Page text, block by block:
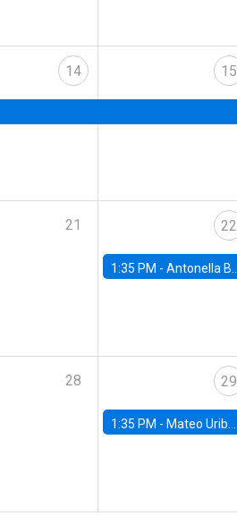
14 15
21 22
1:35 PM -Antonella Bancalari, Institute for Fiscal Studies (IFS) and Research Associate at University College London (UCL)
28 29
1:35 PM - Mateo Uribe-Castro, Universidad de los Andes (Colombia)